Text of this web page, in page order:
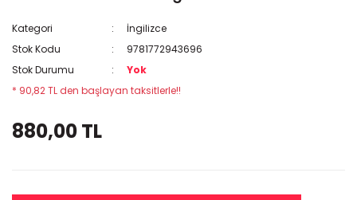
Kategori
İngilizce
Stok Kodu
9781772943696
Stok Durumu
Yok
* 90,82 TL den başlayan taksitlerle!!
880,00 TL